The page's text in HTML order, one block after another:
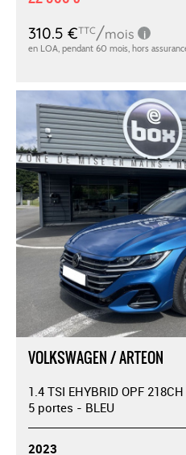
VOLKSWAGEN / ARTEON
1.4 TSI EHYBRID OPF
5 portes - BLEU
2023